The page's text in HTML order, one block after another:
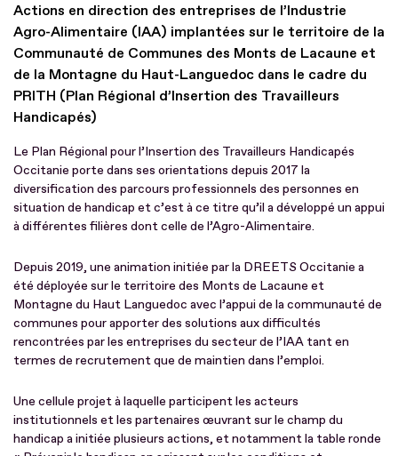
Actions en direction des entreprises de l’Industrie
Agro-Alimentaire (IAA) implantées sur le territoire de la
Communauté de Communes des Monts de Lacaune et
de la Montagne du Haut-Languedoc dans le cadre du
PRITH (Plan Régional d’Insertion des Travailleurs
Handicapés)
Le Plan Régional pour l’Insertion des Travailleurs Handicapés
Occitanie porte dans ses orientations depuis 2017 la
diversification des parcours professionnels des personnes en
situation de handicap et c’est à ce titre qu’il a développé un appui
à différentes filières dont celle de l’Agro-Alimentaire.
Depuis 2019, une animation initiée par la DREETS Occitanie a
été déployée sur le territoire des Monts de Lacaune et
Montagne du Haut Languedoc avec l’appui de la communauté de
communes pour apporter des solutions aux difficultés
rencontrées par les entreprises du secteur de l’IAA tant en
termes de recrutement que de maintien dans l’emploi.
Une cellule projet à laquelle participent les acteurs
institutionnels et les partenaires œuvrant sur le champ du
handicap a initiée plusieurs actions, et notamment la table ronde